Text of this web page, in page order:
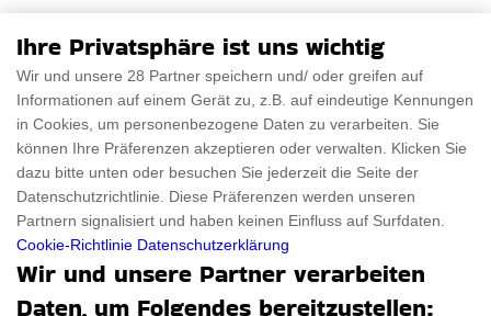
Doughnut Billard Tisch
Der Doughnut Billard Tisch ist eine ansprechende und süße
Mischung aus Kunstfertigkeit und Freizei
PRÜFEN SIE ES AUS €18,000
Ihre Privatsphäre ist uns wichtig
Wir und unsere 28 Partner speichern und/ oder greifen auf
Informationen auf einem Gerät zu, z.B. auf eindeutige Kennungen
in Cookies, um personenbezogene Daten zu verarbeiten. Sie
können Ihre Präferenzen akzeptieren oder verwalten. Klicken Sie
dazu bitte unten oder besuchen Sie jederzeit die Seite der
Datenschutzrichtlinie. Diese Präferenzen werden unseren
Partnern signalisiert und haben keinen Einfluss auf Surfdaten.
Cookie-Richtlinie Datenschutzerklärung
Wir und unsere Partner verarbeiten
Daten, um Folgendes bereitzustellen: